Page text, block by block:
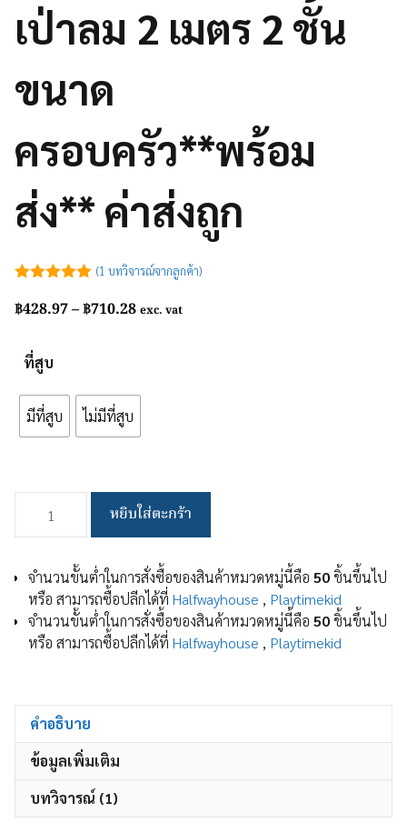
เป่าลม 2 เมตร 2 ชั้น
ขนาด
ครอบครัว**พร้อม
ส่ง** ค่าส่งถูก
5
(1 บทวิจารณ์จากลูกค้า)
฿428.97–฿710.28Price
฿710.28
exc. vat
ที่สูบ
มีที่สูบ ไม่มีที่สูบ
เป่า
สระ
ว่าย
น้ำ
เด็ก
สระ
หยิบใส่ตะกร้า
จำนวนขั้นต่ำในการสั่งซื้อของสินค้าหมวดหมู่นี้คือ 50 ชิ้นขึ้นไป
หรือ สามารถซื้อปลีกได้ที่ Halfwayhouse , Playtimekid
จำนวนขั้นต่ำในการสั่งซื้อของสินค้าหมวดหมู่นี้คือ 50 ชิ้นขึ้นไป
หรือ สามารถซื้อปลีกได้ที่ Halfwayhouse , Playtimekid
คำอธิบาย
ข้อมูลเพิ่มเติม
บทวิจารณ์ (1)